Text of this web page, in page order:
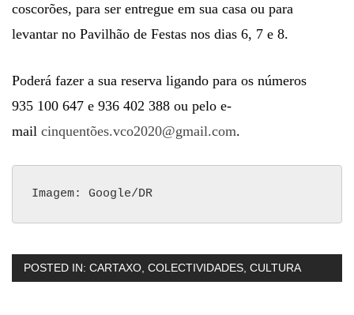
coscorões, para ser entregue em sua casa ou para
levantar no Pavilhão de Festas nos dias 6, 7 e 8.
Poderá fazer a sua reserva ligando para os números
935 100 647 e 936 402 388 ou pelo e-
mail cinquentões.vco2020@gmail.com.
Imagem: Google/DR
POSTED IN: CARTAXO, COLECTIVIDADES, CULTURA